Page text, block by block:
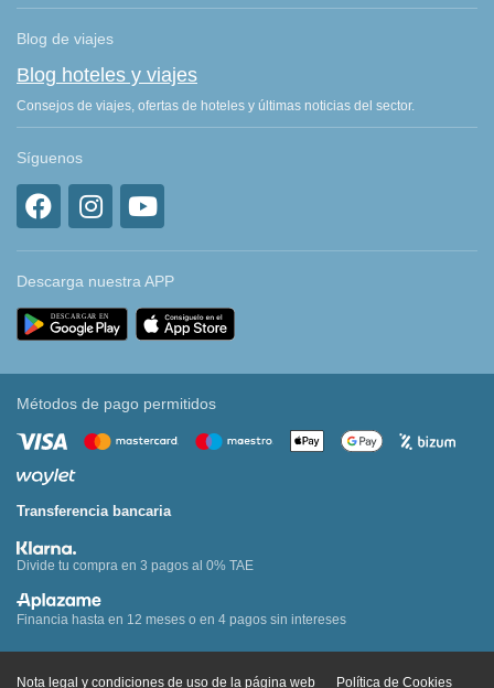
Blog de viajes
Blog hoteles y viajes
Consejos de viajes, ofertas de hoteles y últimas noticias del sector.
Síguenos
Descarga nuestra APP
Métodos de pago permitidos
Transferencia bancaria
Divide tu compra en 3 pagos al 0% TAE
Financia hasta en 12 meses o en 4 pagos sin intereses
Nota legal y condiciones de uso de la página web Política de Cookies